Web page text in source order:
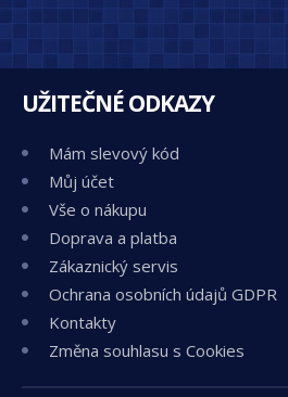
UŽITEČNÉ ODKAZY
Mám slevový kód
Můj účet
Vše o nákupu
Doprava a platba
Zákaznický servis
Ochrana osobních údajů GDPR
Kontakty
Změna souhlasu s Cookies